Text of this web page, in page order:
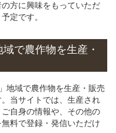
方に興味をもっていただ
定です。
域で農作物を生産・
地域で農作物を生産・販売
当サイトでは、生産され
自身の情報や、その他の
料で登録・発信いただけ